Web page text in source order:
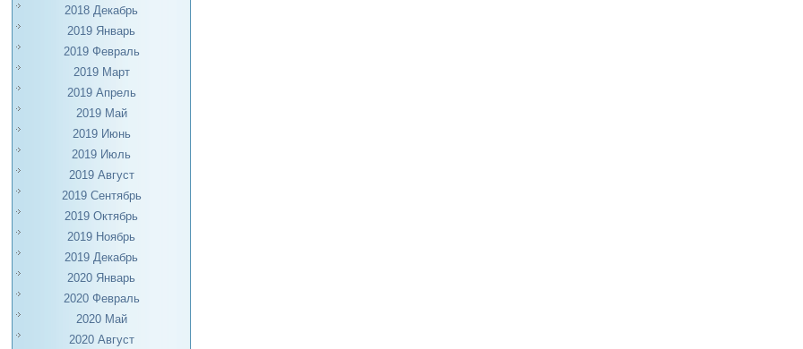
2018 Декабрь
2019 Январь
2019 Февраль
2019 Март
2019 Апрель
2019 Май
2019 Июнь
2019 Июль
2019 Август
2019 Сентябрь
2019 Октябрь
2019 Ноябрь
2019 Декабрь
2020 Январь
2020 Февраль
2020 Май
2020 Август